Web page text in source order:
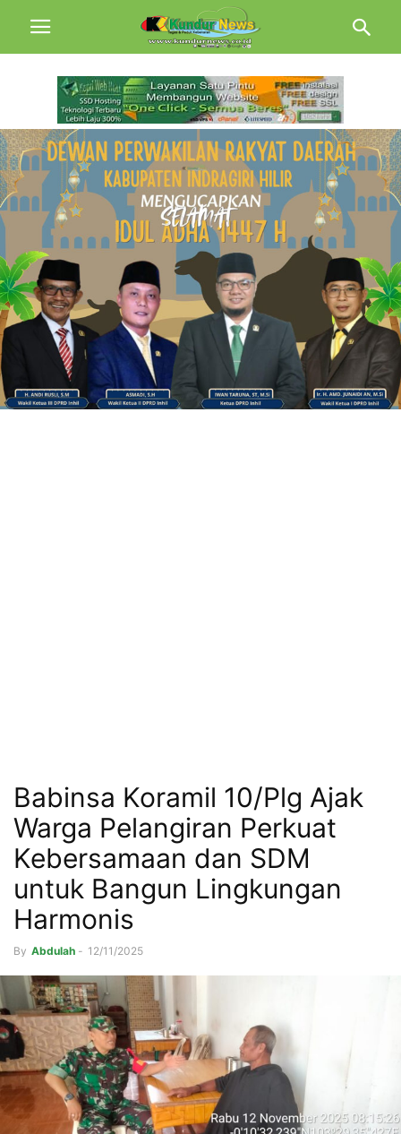
Babinsa Koramil 10/Plg Ajak
Warga Pelangiran Perkuat
Kebersamaan dan SDM
untuk Bangun Lingkungan
Harmonis
By Abdulah - 12/11/2025